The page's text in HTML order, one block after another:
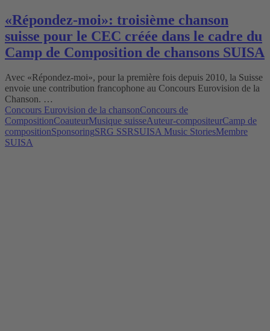
«Répondez-moi»: troisième chanson
suisse pour le CEC créée dans le cadre du
Camp de Composition de chansons SUISA
Avec «Répondez-moi», pour la première fois depuis 2010, la Suisse
envoie une contribution francophone au Concours Eurovision de la
Chanson. …
Concours Eurovision de la chansonConcours de
CompositionCoauteurMusique suisseAuteur-compositeurCamp de
compositionSponsoringSRG SSRSUISA Music StoriesMembre
SUISA